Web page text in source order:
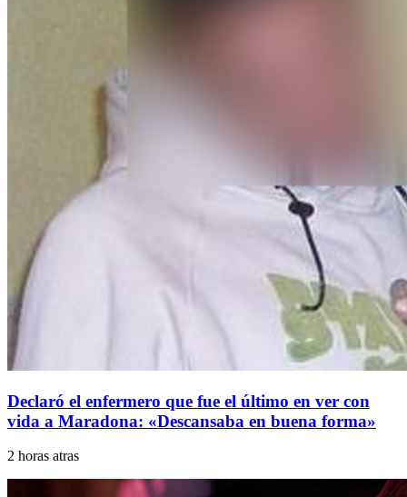
Declaró el enfermero que fue el último en ver con
vida a Maradona: «Descansaba en buena forma»
2 horas atras